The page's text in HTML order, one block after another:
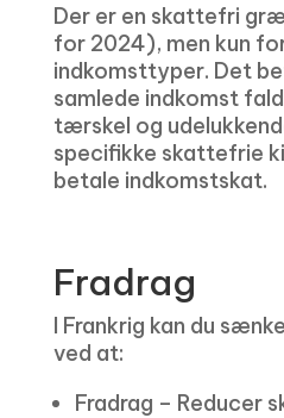
Der er en skattefri
for 2024), men kun
indkomsttyper. Det
samlede indkomst
tærskel og
specifikke skattefrie
betale indkomstskat.
Fradrag
I Frankrig kan du
ved at:
Fradrag – Reducer